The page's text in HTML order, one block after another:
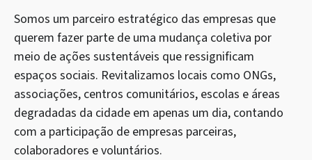
Somos um parceiro estratégico das empresas que
querem fazer parte de uma mudança coletiva por
meio de ações sustentáveis que ressignificam
espaços sociais. Revitalizamos locais como ONGs,
associações, centros comunitários, escolas e áreas
degradadas da cidade em apenas um dia, contando
com a participação de empresas parceiras,
colaboradores e voluntários.